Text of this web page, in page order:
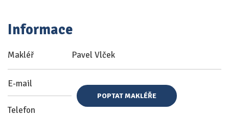
Informace
Makléř Pavel Vlček
E-mail
Telefon
POPTAT MAKLÉŘE